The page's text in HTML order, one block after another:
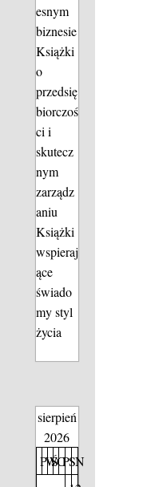
esnym
biznesie
Książki
o
przedsię
biorczoś
ci i
skutecz
nym
zarządz
aniu
Książki
wspieraj
ące
świado
my styl
życia
sierpień
2026
PW
ŚCPSN